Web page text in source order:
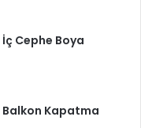
İç Cephe Boya
Balkon Kapatma